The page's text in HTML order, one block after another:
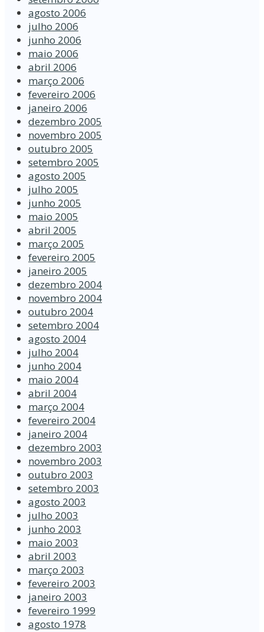
agosto 2006
julho 2006
junho 2006
maio 2006
abril 2006
março 2006
fevereiro 2006
janeiro 2006
dezembro 2005
novembro 2005
outubro 2005
setembro 2005
agosto 2005
julho 2005
junho 2005
maio 2005
abril 2005
março 2005
fevereiro 2005
janeiro 2005
dezembro 2004
novembro 2004
outubro 2004
setembro 2004
agosto 2004
julho 2004
junho 2004
maio 2004
abril 2004
março 2004
fevereiro 2004
janeiro 2004
dezembro 2003
novembro 2003
outubro 2003
setembro 2003
agosto 2003
julho 2003
junho 2003
maio 2003
abril 2003
março 2003
fevereiro 2003
janeiro 2003
fevereiro 1999
agosto 1978